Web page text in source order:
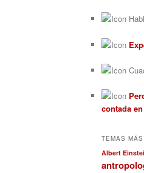
contada
TEMAS
Albert